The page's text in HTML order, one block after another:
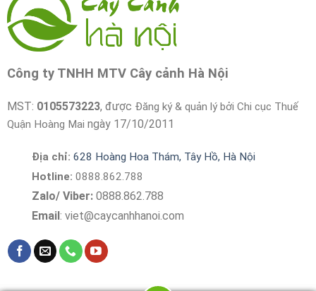
Công ty TNHH MTV Cây cảnh Hà Nội
MST: 0105573223, được Đăng ký & quản lý bởi Chi cục Thuế
Quận Hoàng Mai ngày 17/10/2011
Địa chỉ: 628 Hoàng Hoa Thám, Tây Hồ, Hà Nội
Hotline: 0888.862.788
Zalo/ Viber:0888.862.788
Email : viet@caycanhhanoi.com